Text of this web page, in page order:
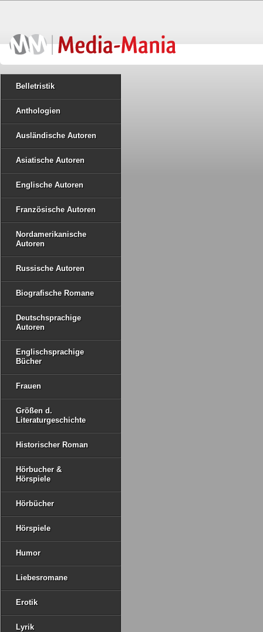
Belletristik
Anthologien
Ausländische Autoren
Asiatische Autoren
Englische Autoren
Französische Autoren
Nordamerikanische
Autoren
Russische Autoren
Biografische Romane
Deutschsprachige
Autoren
Englischsprachige
Bücher
Frauen
Größen d.
Literaturgeschichte
Historischer Roman
Hörbucher &
Hörspiele
Hörbücher
Hörspiele
Humor
Liebesromane
Erotik
Lyrik